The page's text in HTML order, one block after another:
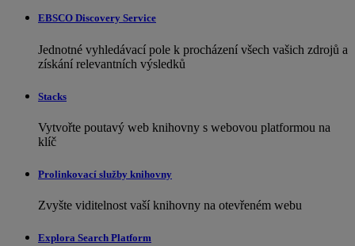
EBSCO Discovery Service
Jednotné vyhledávací pole k procházení všech vašich zdrojů a
získání relevantních výsledků
Stacks
Vytvořte poutavý web knihovny s webovou platformou na
klíč
Prolinkovací služby knihovny
Zvyšte viditelnost vaší knihovny na otevřeném webu
Explora Search Platform